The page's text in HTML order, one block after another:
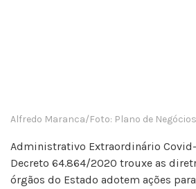
Alfredo Maranca/Foto: Plano de Negócios
Administrativo Extraordinário Covid-
Decreto 64.864/2020 trouxe as
órgãos do Estado adotem ações